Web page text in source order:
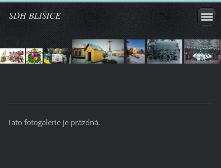
SDH BLIŠICE
Tato fotogalerie je prázdná.